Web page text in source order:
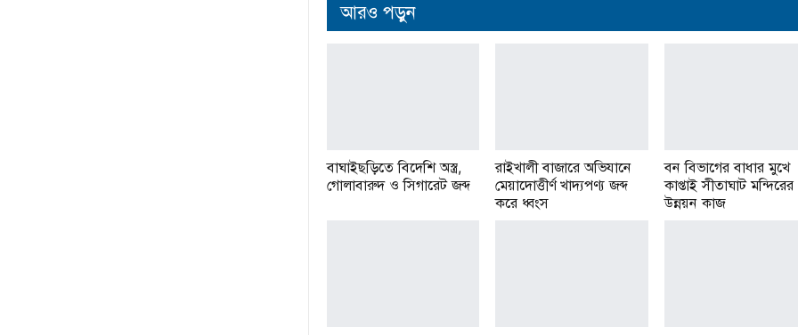
আরও পড়ুন
বাঘাইছড়িতে বিদেশি অস্ত্র,
গোলাবারুদ ও সিগারেট জব্দ
রাইখালী বাজারে অভিযানে
মেয়াদোত্তীর্ণ খাদ্যপণ্য জব্দ
করে ধ্বংস
বন বিভাগের বাধার মুখে
কাপ্তাই সীতাঘাট মন্দিরের
উন্নয়ন কাজ